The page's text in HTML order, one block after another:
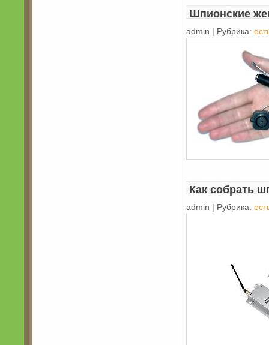
Шпионские
admin | Рубрика:
Как собрать
admin | Рубрика: